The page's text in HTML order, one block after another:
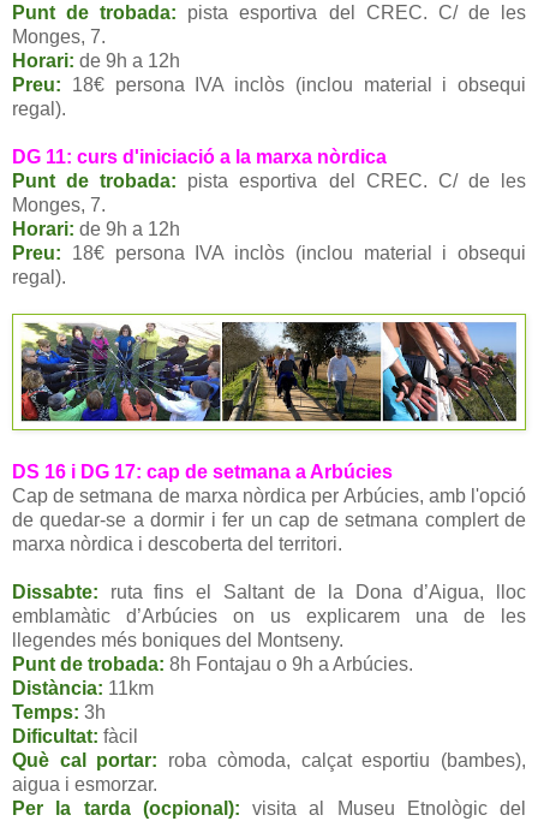
Punt de trobada: pista esportiva del CREC. C/ de les
Monges, 7.
Horari: de 9h a 12h
Preu: 18€ persona IVA inclòs (inclou material i obsequi
regal).
DG 11: curs d'iniciació a la marxa nòrdica
Punt de trobada: pista esportiva del CREC. C/ de les
Monges, 7.
Horari: de 9h a 12h
Preu: 18€ persona IVA inclòs (inclou material i obsequi
regal).
DS 16 i DG 17: cap de setmana a Arbúcies
Cap de setmana de marxa nòrdica per Arbúcies, amb l'opció
de quedar-se a dormir i fer un cap de setmana complert de
marxa nòrdica i descoberta del territori.
Dissabte: ruta fins el Saltant de la Dona d’Aigua, lloc
emblamàtic d’Arbúcies on us explicarem una de les
llegendes més boniques del Montseny.
Punt de trobada: 8h Fontajau o 9h a Arbúcies.
Distància: 11km
Temps: 3h
Dificultat: fàcil
Què cal portar: roba còmoda, calçat esportiu (bambes),
aigua i esmorzar.
Per la tarda (ocpional): visita al Museu Etnològic del